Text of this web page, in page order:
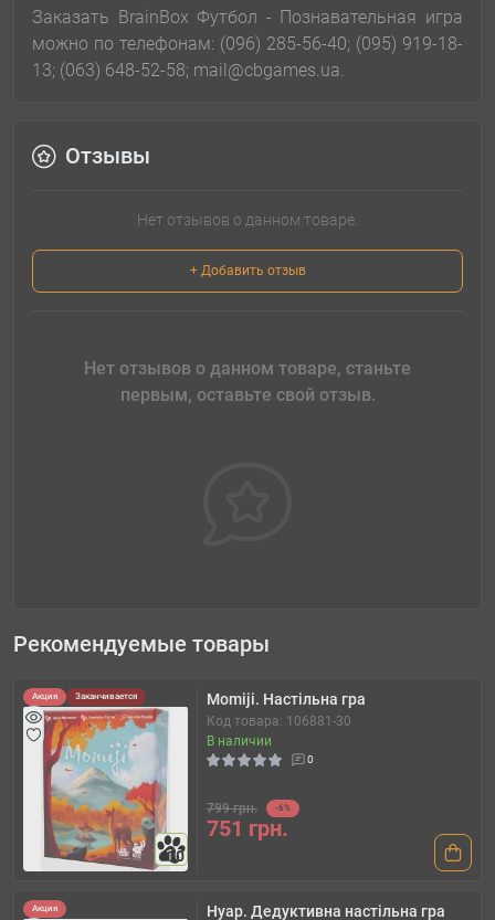
Заказать BrainBox Футбол - Познавательная игра
можно по телефонам: (096) 285-56-40; (095) 919-18-
13; (063) 648-52-58; mail@cbgames.ua.
Отзывы
Нет отзывов о данном товаре.
+ Добавить отзыв
Нет отзывов о данном товаре, станьте
первым, оставьте свой отзыв.
Рекомендуемые товары
Акция Заканчивается
10
Momiji. Настільна гра
Код товара: 106881-30
В наличии
0
799 грн. -6%
751 грн.
Акция Нуар. Дедуктивна настільна гра